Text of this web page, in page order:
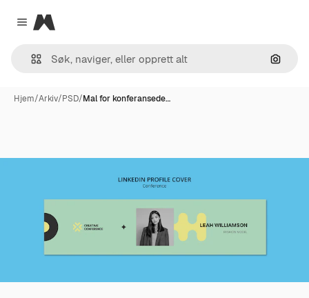
Close menu
Magnific
Søk
Hjem/Arkiv/PSD/Mal for konferansede…